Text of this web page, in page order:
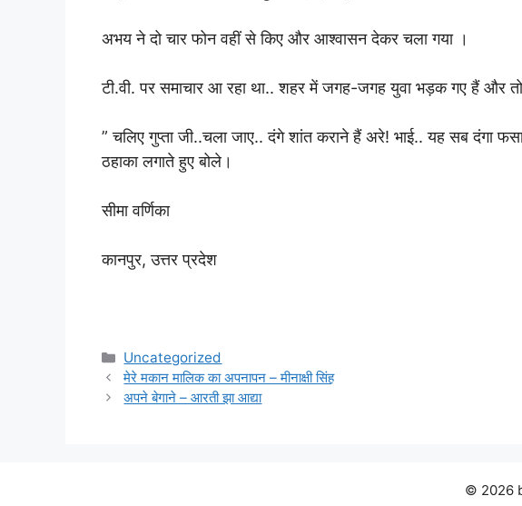
अभय ने दो चार फोन वहीं से किए और आश्वासन देकर चला गया ।
टी.वी. पर समाचार आ रहा था.. शहर में जगह-जगह युवा भड़क गए हैं और
” चलिए गुप्ता जी..चला जाए.. दंगे शांत कराने हैं अरे! भाई.. यह सब दंगा
ठहाका लगाते हुए बोले।
सीमा वर्णिका
कानपुर, उत्तर प्रदेश
Categories
Uncategorized
मेरे मकान मालिक का अपनापन – मीनाक्षी सिंह
अपने बेगाने – आरती झा आद्या
© 2026